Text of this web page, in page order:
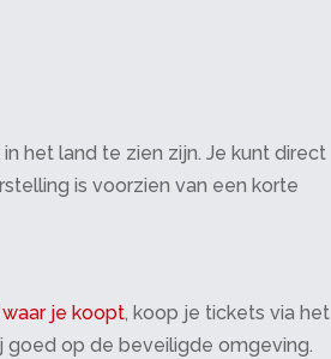
het land te zien zijn. Je kunt direct
is voorzien van een korte
je koopt, koop je tickets via het
goed op de beveiligde omgeving.